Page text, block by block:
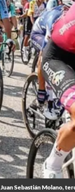
Juan Sebastián Molano,